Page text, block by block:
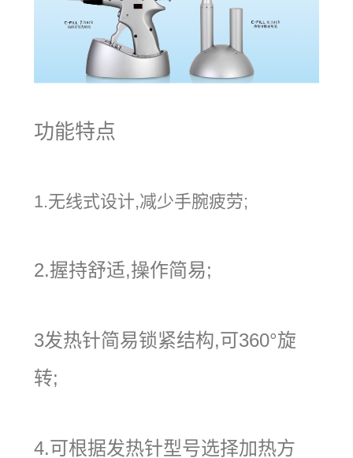
功能特点
1.无线式设计,减少手腕疲劳;
2.握持舒适,操作简易;
3发热针简易锁紧结构,可360°旋
转;
4.可根据发热针型号选择加热方